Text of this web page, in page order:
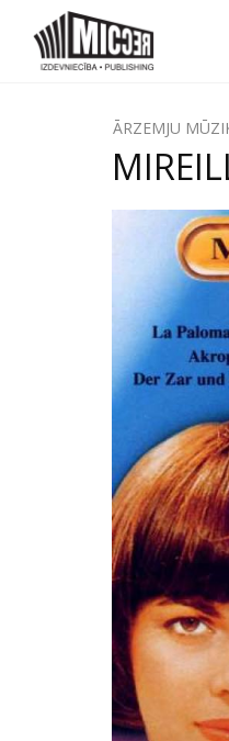
ĀRZEMJU